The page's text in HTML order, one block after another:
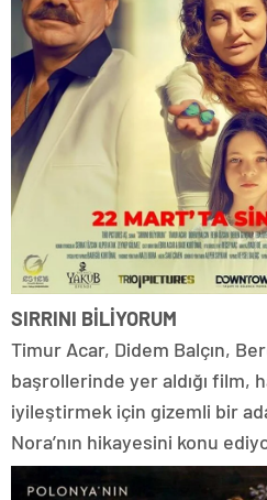
SIRRINI BİLİYORUM
Timur Acar, Didem Balçın,
başrollerinde yer aldığı film,
iyileştirmek için gizemli bir
Nora’nın hikayesini konu